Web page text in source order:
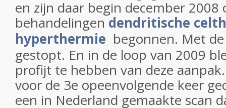
en zijn daar begin december 2008
behandelingen dendritische
hyperthermie begonnen. Met
gestopt. En in de loop van 2009
profijt te hebben van deze
voor de 3e opeenvolgende keer
een in Nederland gemaakte scan